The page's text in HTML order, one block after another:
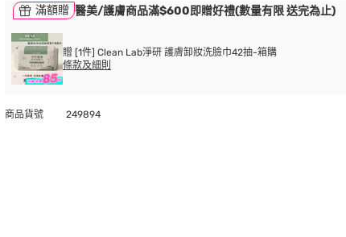
滿額贈 醫美/護膚商品滿$600即贈好禮(數量有限 送完為止)
贈 [1件] Clean Lab淨研 護膚卸妝洗臉巾42抽-箱購
條款及細則
商品貨號 249894